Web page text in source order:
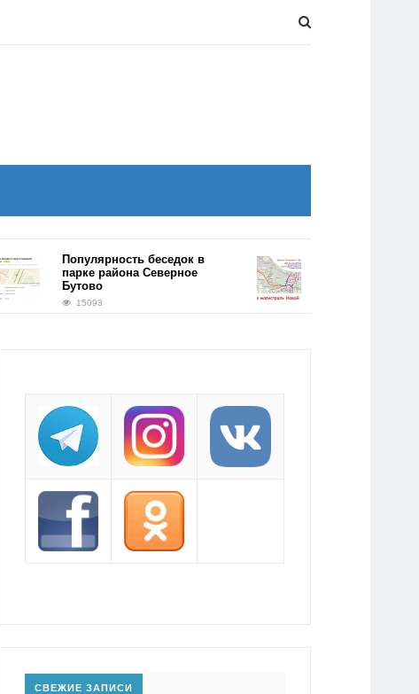
Популярность беседок в
парке района Северное
Бутово
15093
Километровый
появится на трассе
Солнцево-Бутово-
14777
СВЕЖИЕ ЗАПИСИ